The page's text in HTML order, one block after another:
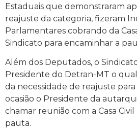
Estaduais que demonstraram
reajuste da categoria, fizeram
Parlamentares cobrando da
Sindicato para encaminhar a
Além dos Deputados, o
Presidente do Detran-MT o
da necessidade de reajuste
ocasião o Presidente da
chamar reunião com a Casa
pauta.